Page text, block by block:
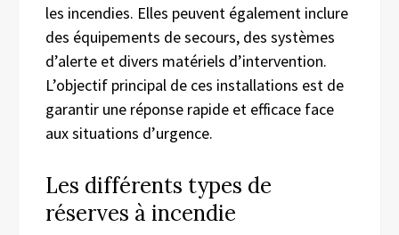
les incendies. Elles peuvent également inclure
des équipements de secours, des systèmes
d’alerte et divers matériels d’intervention.
L’objectif principal de ces installations est de
garantir une réponse rapide et efficace face
aux situations d’urgence.
Les différents types de
réserves à incendie